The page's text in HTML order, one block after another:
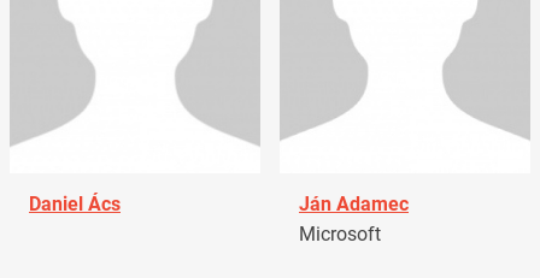
Daniel Ács
Ján Adamec
Microsoft